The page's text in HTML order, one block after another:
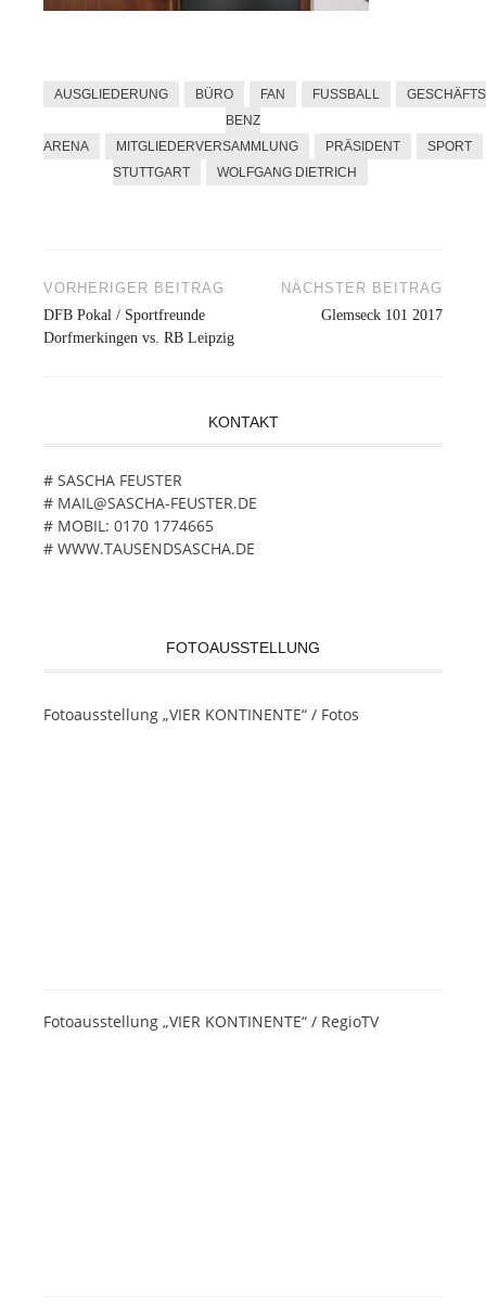
AUSGLIEDERUNG BÜRO FAN FUSSBALL
BENZ
ARENA
MITGLIEDERVERSAMMLUNG PRÄSIDENT
SPORT
STUTTGART
WOLFGANG DIETRICH
Beitragsnavigation
VORHERIGER BEITRAG
DFB Pokal / Sportfreunde
Dorfmerkingen vs. RB Leipzig
NÄCHSTER BEITRAG
Glemseck 101 2017
KONTAKT
# SASCHA FEUSTER
# MAIL@SASCHA-FEUSTER.DE
# MOBIL: 0170 1774665
# WWW.TAUSENDSASCHA.DE
FOTOAUSSTELLUNG
Fotoausstellung „VIER KONTINENTE“ / Fotos
Fotoausstellung „VIER KONTINENTE“ / RegioTV